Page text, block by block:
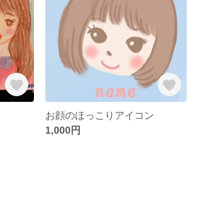
お顔のほっこりアイコン
1,000円